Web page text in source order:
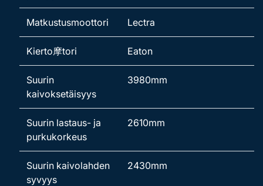
Matkustusmoottori Lectra
Kierto摩tori Eaton
Suurin
kaivoksetäisyys
3980mm
Suurin lastaus- ja
purkukorkeus
2610mm
Suurin kaivolahden
syvyys
2430mm